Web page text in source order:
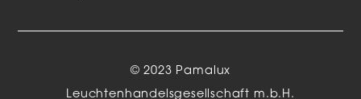
© 2023 Pamalux
Leuchtenhandelsgesellschaft m.b.H.